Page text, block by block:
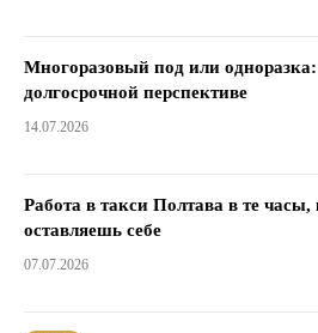
Многоразовый под или
долгосрочной перспективе
14.07.2026
Работа в такси Полтава в те
оставляешь себе
07.07.2026